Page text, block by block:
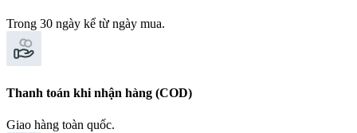
Trong 30 ngày kể từ ngày mua.
Thanh toán khi nhận hàng (COD)
Giao hàng toàn quốc.